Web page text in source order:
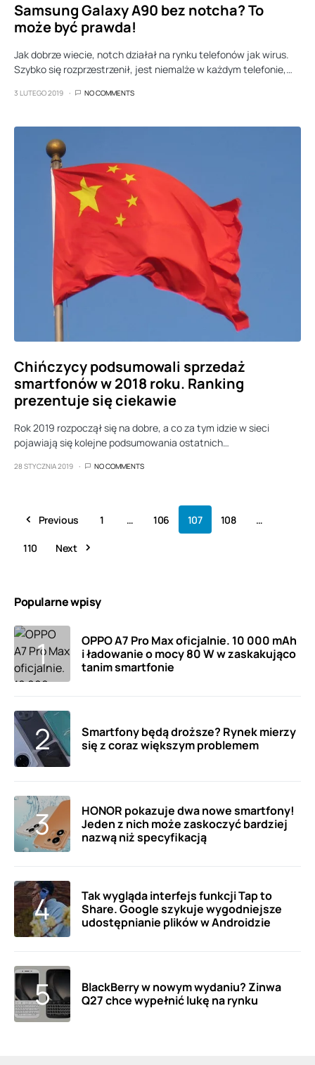
Samsung Galaxy A90 bez notcha? To
może być prawda!
Jak dobrze wiecie, notch działał na rynku telefonów jak wirus.
Szybko się rozprzestrzenił, jest niemalże w każdym telefonie,…
3 LUTEGO 2019 NO COMMENTS
Chińczycy podsumowali sprzedaż
smartfonów w 2018 roku. Ranking
prezentuje się ciekawie
Rok 2019 rozpoczął się na dobre, a co za tym idzie w sieci
pojawiają się kolejne podsumowania ostatnich…
28 STYCZNIA 2019 NO COMMENTS
Previous 1 … 106 107 108 …
110 Next
Popularne wpisy
OPPO A7 Pro Max oficjalnie. 10 000 mAh
i ładowanie o mocy 80 W w zaskakująco
tanim smartfonie
Smartfony będą droższe? Rynek mierzy
się z coraz większym problemem
HONOR pokazuje dwa nowe smartfony!
Jeden z nich może zaskoczyć bardziej
nazwą niż specyfikacją
Tak wygląda interfejs funkcji Tap to
Share. Google szykuje wygodniejsze
udostępnianie plików w Androidzie
BlackBerry w nowym wydaniu? Zinwa
Q27 chce wypełnić lukę na rynku